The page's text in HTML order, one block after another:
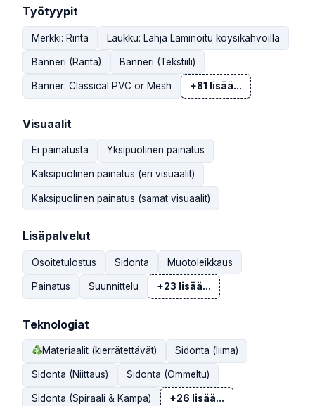
Työtyypit
Merkki: Rinta Laukku: Lahja Laminoitu köysikahvoilla
Banneri (Ranta) Banneri (Tekstiili)
Banner: Classical PVC or Mesh +81 lisää...
Visuaalit
Ei painatusta Yksipuolinen painatus
Kaksipuolinen painatus (eri visuaalit)
Kaksipuolinen painatus (samat visuaalit)
Lisäpalvelut
Osoitetulostus Sidonta Muotoleikkaus
Painatus Suunnittelu +23 lisää...
Teknologiat
Materiaalit (kierrätettävät) Sidonta (liima)
Sidonta (Niittaus) Sidonta (Ommeltu)
Sidonta (Spiraali & Kampa) +26 lisää...